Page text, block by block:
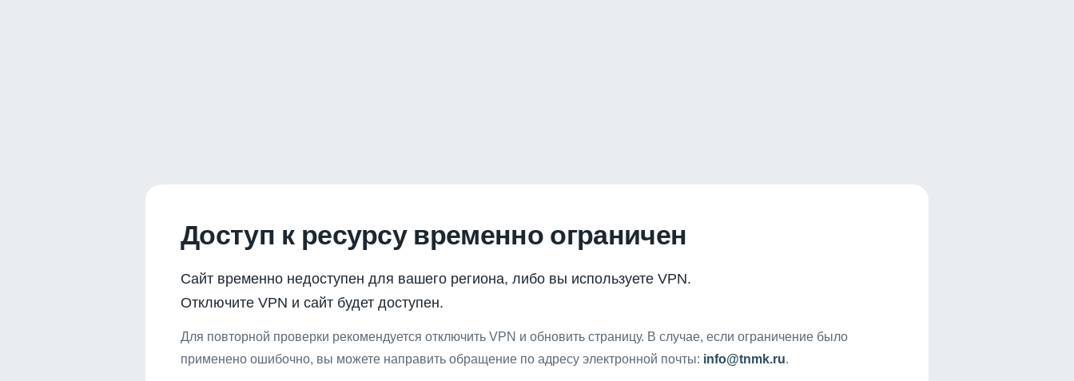
Доступ к ресурсу временно ограничен
Сайт временно недоступен для вашего региона, либо вы используете VPN.
Отключите VPN и сайт будет доступен.
Для повторной проверки рекомендуется отключить VPN и обновить страницу. В случае, если ограничение было
применено ошибочно, вы можете направить обращение по адресу электронной почты: info@tnmk.ru.